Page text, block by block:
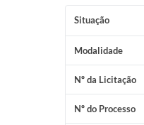
Situação
Modalidade
Nº da Licitação
Nº do Processo